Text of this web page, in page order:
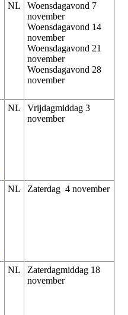
NL
Woensdagavond 7
november
Woensdagavond 14
november
Woensdagavond 21
november
Woensdagavond 28
november
NL
Vrijdagmiddag 3
november
NL Zaterdag 4 november
NL
Zaterdagmiddag 18
november